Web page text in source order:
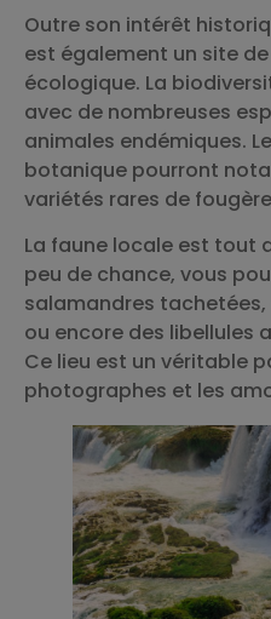
Outre son intérêt
est également un site
écologique. La
avec de nombreuses
animales endémiques.
botanique pourront
variétés rares de
La faune locale est tout
peu de chance, vous
salamandres
ou encore des libellules
Ce lieu est un véritable
photographes et les